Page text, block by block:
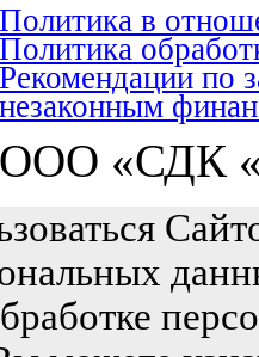
Политика в
Политика
Рекомендации по
незаконным
«СДК